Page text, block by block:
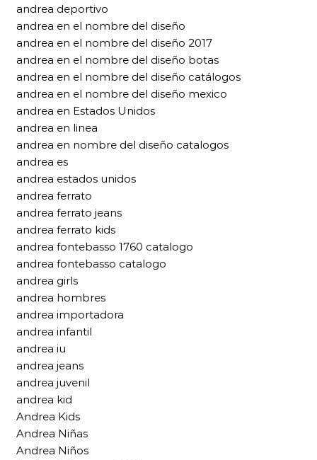
andrea deportivo
andrea en el nombre del diseño
andrea en el nombre del diseño 2017
andrea en el nombre del diseño botas
andrea en el nombre del diseño catálogos
andrea en el nombre del diseño mexico
andrea en Estados Unidos
andrea en linea
andrea en nombre del diseño catalogos
andrea es
andrea estados unidos
andrea ferrato
andrea ferrato jeans
andrea ferrato kids
andrea fontebasso 1760 catalogo
andrea fontebasso catalogo
andrea girls
andrea hombres
andrea importadora
andrea infantil
andrea iu
andrea jeans
andrea juvenil
andrea kid
Andrea Kids
Andrea Niñas
Andrea Niños